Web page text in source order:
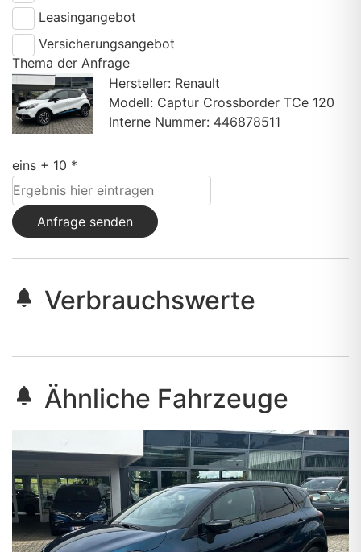
Leasingangebot
Versicherungsangebot
Thema der Anfrage
Hersteller: Renault
Modell: Captur Crossborder TCe 120
Interne Nummer: 446878511
eins + 10 *
Anfrage senden
Verbrauchswerte
Ähnliche Fahrzeuge